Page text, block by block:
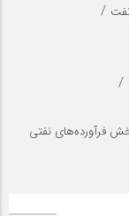
/
/
فرآورده‌های نفتی